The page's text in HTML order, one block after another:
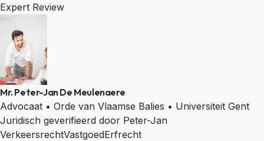
Expert Review
Mr. Peter-Jan De Meulenaere
Advocaat • Orde van Vlaamse Balies • Universiteit Gent
Juridisch geverifieerd door Peter-Jan
VerkeersrechtVastgoedErfrecht